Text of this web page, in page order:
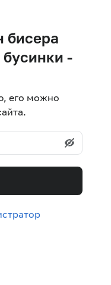
бисера
бусинки -
его можно